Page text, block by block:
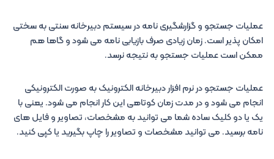
عملیات جستجو و گزارشگیری نامه در سیستم دبیرخانه سنتی به سختی
امکان پذیر است. زمان زیادی صرف بازیابی نامه می شود و گاها هم
ممکن است عملیات جستجو به نتیجه نرسد.
عملیات جستجو در نرم افزار دبیرخانه الکترونیک به صورت الکترونیکی
انجام می شود و در مدت زمان کوتاهی این کار انجام می شود. یعنی با
یک یا دو کلیک ساده شما می توانید به مشخصات، تصاویر و فایل های
نامه برسید. می توانید مشخصات و تصاویر را چاپ بگیرید یا کپی کنید.